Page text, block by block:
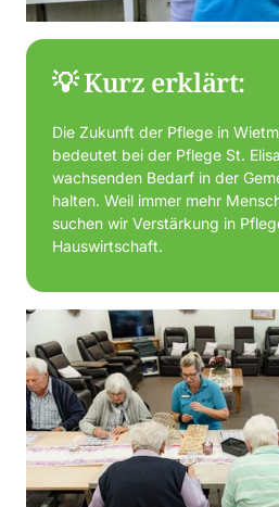
💡 Kurz erklärt:
Die Zukunft der Pflege in
bedeutet bei der Pflege St.
wachsenden Bedarf in der
halten. Weil immer mehr
suchen wir Verstärkung in
Hauswirtschaft.